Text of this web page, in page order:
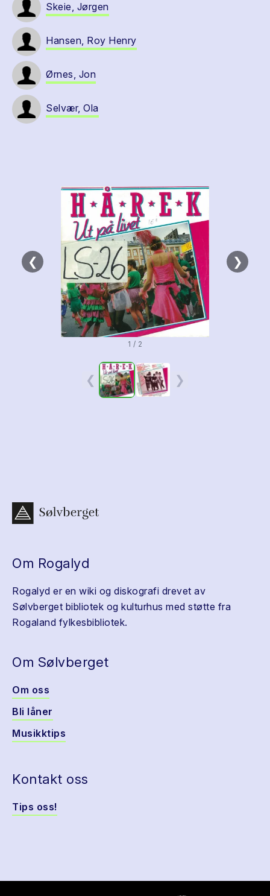
Skeie, Jørgen
Hansen, Roy Henry
Ørnes, Jon
Selvær, Ola
❮ ❯
1 / 2
❮ ❯
Om Rogalyd
Rogalyd er en wiki og diskografi drevet av
Sølvberget bibliotek og kulturhus med støtte fra
Rogaland fylkesbibliotek.
Om Sølvberget
Om oss
Bli låner
Musikktips
Kontakt oss
Tips oss!